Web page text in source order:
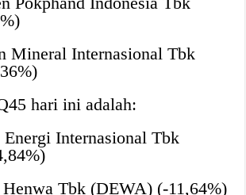
Mineral Internasional Tbk
hari ini adalah:
Internasional Tbk
Tbk (DEWA) (-11,64%)